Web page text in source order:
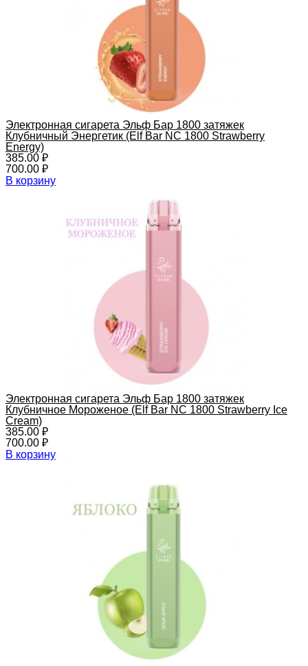
Электронная сигарета Эльф Бар 1800 затяжек
Клубничный Энергетик (Elf Bar NC 1800 Strawberry
Energy)
385.00 ₽
700.00 ₽
В корзину
Электронная сигарета Эльф Бар 1800 затяжек
Клубничное Мороженое (Elf Bar NC 1800 Strawberry Ice
Cream)
385.00 ₽
700.00 ₽
В корзину